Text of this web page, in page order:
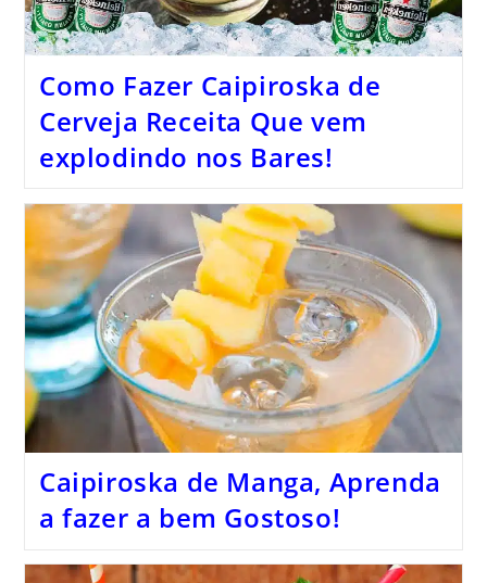
Como Fazer Caipiroska de
Cerveja Receita Que vem
explodindo nos Bares!
Caipiroska de Manga, Aprenda
a fazer a bem Gostoso!